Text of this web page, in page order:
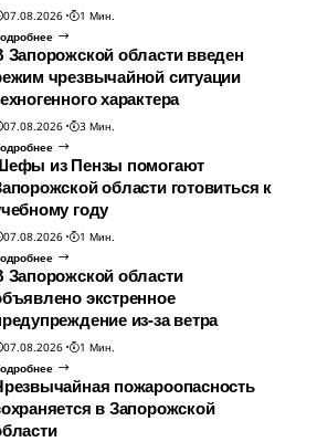
07.08.2026
1 Мин.
Запорожской области введен
чрезвычайной ситуации
характера
07.08.2026
3 Мин.
из Пензы помогают
области готовиться к
году
07.08.2026
1 Мин.
Запорожской области
экстренное
из-за ветра
07.08.2026
1 Мин.
пожароопасность
в Запорожской